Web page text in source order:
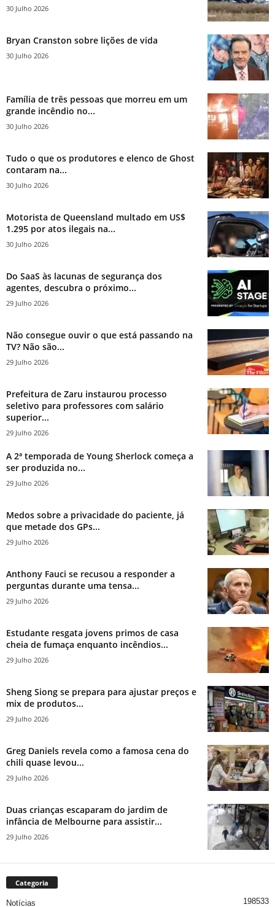
30 Julho 2026
Bryan Cranston sobre lições de vida
30 Julho 2026
Família de três pessoas que morreu em um
grande incêndio no...
30 Julho 2026
Tudo o que os produtores e elenco de Ghost
contaram na...
30 Julho 2026
Motorista de Queensland multado em US$
1.295 por atos ilegais na...
30 Julho 2026
Do SaaS às lacunas de segurança dos
agentes, descubra o próximo...
29 Julho 2026
Não consegue ouvir o que está passando na
TV? Não são...
29 Julho 2026
Prefeitura de Zaru instaurou processo
seletivo para professores com salário
superior...
29 Julho 2026
A 2ª temporada de Young Sherlock começa a
ser produzida no...
29 Julho 2026
Medos sobre a privacidade do paciente, já
que metade dos GPs...
29 Julho 2026
Anthony Fauci se recusou a responder a
perguntas durante uma tensa...
29 Julho 2026
Estudante resgata jovens primos de casa
cheia de fumaça enquanto incêndios...
29 Julho 2026
Sheng Siong se prepara para ajustar preços e
mix de produtos...
29 Julho 2026
Greg Daniels revela como a famosa cena do
chili quase levou...
29 Julho 2026
Duas crianças escaparam do jardim de
infância de Melbourne para assistir...
29 Julho 2026
Categoria
Notícias 198533